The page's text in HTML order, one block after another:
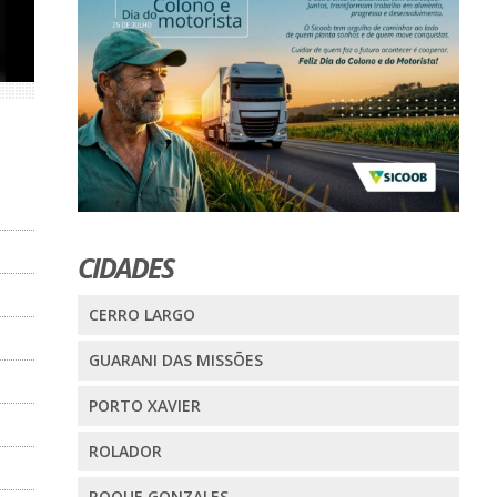
CIDADES
CERRO LARGO
GUARANI DAS MISSÕES
PORTO XAVIER
ROLADOR